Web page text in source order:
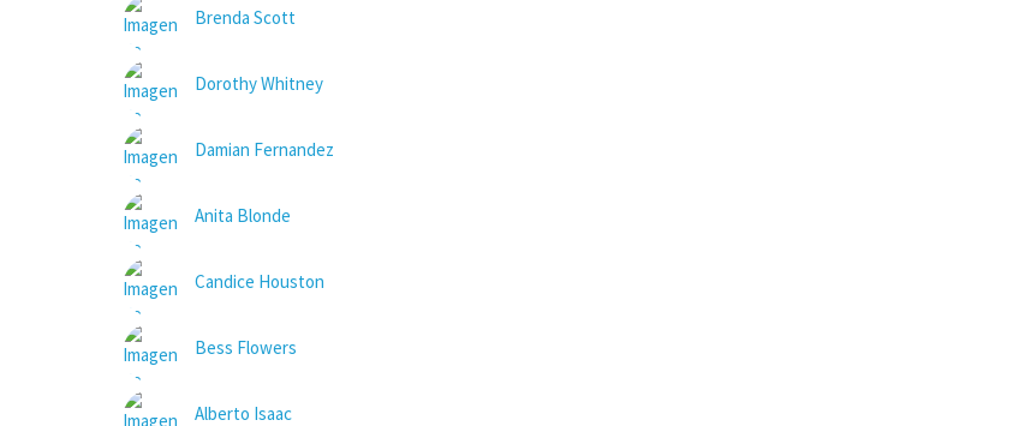
Brenda Scott
Dorothy Whitney
Damian Fernandez
Anita Blonde
Candice Houston
Bess Flowers
Alberto Isaac